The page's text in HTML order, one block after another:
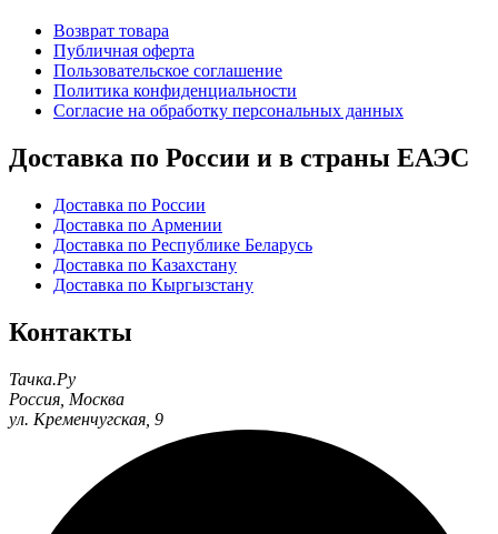
Возврат товара
Публичная оферта
Пользовательское соглашение
Политика конфиденциальности
Согласие на обработку персональных данных
Доставка по России и в страны ЕАЭС
Доставка по России
Доставка по Армении
Доставка по Республике Беларусь
Доставка по Казахстану
Доставка по Кыргызстану
Контакты
Тачка.Ру
Россия Москва
ул. Кременчугская, 9